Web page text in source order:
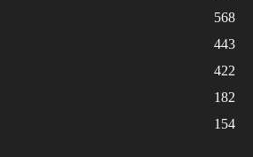
568
443
422
182
154